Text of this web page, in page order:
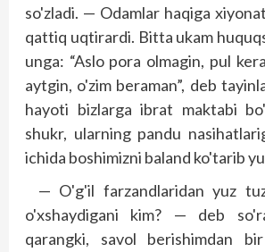
so'zladi. — Odamlar haqiga
qattiq uqtirardi. Bitta ukam
unga: “Aslo pora olmagin, pul
aytgin, o'zim beraman”, deb
hayoti bizlarga ibrat maktabi
shukr, ularning pandu
ichida boshimizni baland ko'tarib
— O'g'il farzandlaridan yuz
o'xshaydigani kim? — deb
qarangki, savol berishimdan